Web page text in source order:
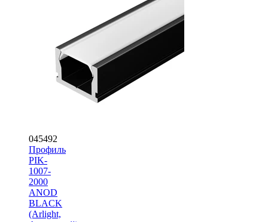
045492
Профиль
PIK-
1007-
2000
ANOD
BLACK
(Arlight,